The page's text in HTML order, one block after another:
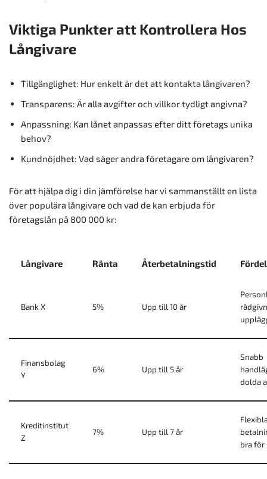
Viktiga Punkter att Kontrollera Hos
Långivare
Tillgänglighet: Hur enkelt är det att kontakta långivaren?
Transparens: Är alla avgifter och villkor tydligt angivna?
Anpassning: Kan lånet anpassas efter ditt företags unika
behov?
Kundnöjdhet: Vad säger andra företagare om långivaren?
För att hjälpa dig i din jämförelse har vi sammanställt en lista
över populära långivare och vad de kan erbjuda för
företagslån på 800 000 kr:
Långivare Ränta Återbetalningstid
Bank X 5% Upp till 10 år
Finansbolag
Y
6% Upp till 5 år
Snabb
dolda
Kreditinstitut
Z
7% Upp till 7 år
bra